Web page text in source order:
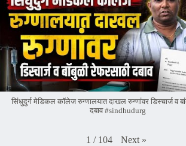
सिंधुदुर्ग मेडिकल कॉलेज रुग्णालयात दाखल रुग्णांवर डिस्चार्ज व
दबाव #sindhudurg
1 / 104 Next »